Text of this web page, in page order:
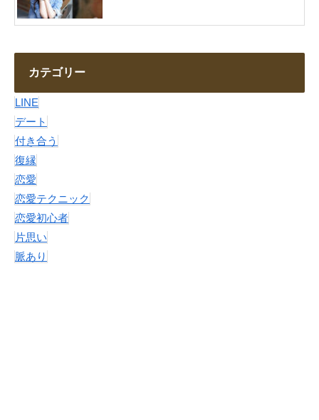
カテゴリー
LINE
デート
付き合う
復縁
恋愛
恋愛テクニック
恋愛初心者
片思い
脈あり